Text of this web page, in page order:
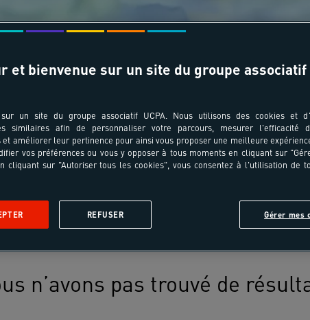
n’avons pas trouvé de
et bienvenue sur un site du groupe associatif
un site du groupe associatif UCPA. Nous utilisons des cookies et
similaires afin de personnaliser votre parcours, mesurer l'efficacité
et améliorer leur pertinence pour ainsi vous proposer une meilleure
vos préférences ou vous y opposer à tous moments en cliquant sur
cliquant sur "Autoriser tous les cookies", vous consentez à l'utilisation de
Gérer mes
REFUSER